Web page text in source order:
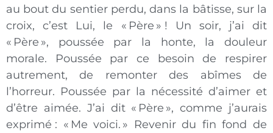
au bout du sentier perdu, dans la bâtisse, sur la
croix, c’est Lui, le « Père » ! Un soir, j’ai dit
« Père », poussée par la honte, la douleur
morale. Poussée par ce besoin de respirer
autrement, de remonter des abîmes de
l’horreur. Poussée par la nécessité d’aimer et
d’être aimée. J’ai dit « Père », comme j’aurais
exprimé : « Me voici. » Revenir du fin fond de